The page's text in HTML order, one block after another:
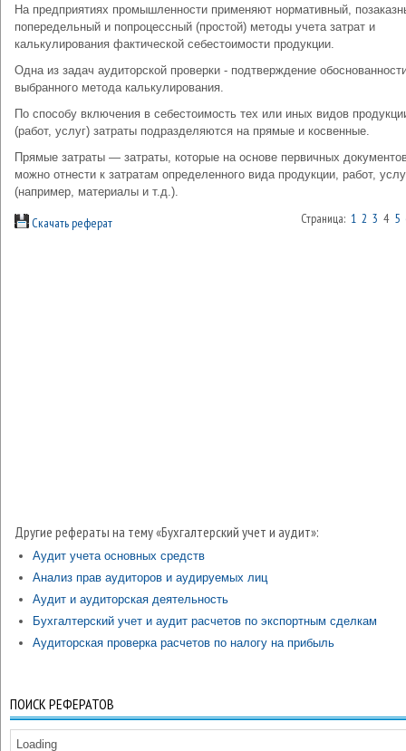
На предприятиях промышленности применяют нормативный,
попередельный и попроцессный (простой) методы учета затрат и
калькулирования фактической себестоимости продукции.
Одна из задач аудиторской проверки - подтверждение
выбранного метода калькулирования.
По способу включения в себестоимость тех или иных видов
(работ, услуг) затраты подразделяются на прямые и косвенные.
Прямые затраты — затраты, которые на основе первичных
можно отнести к затратам определенного вида продукции, работ,
(например, материалы и т.д.).
Скачать реферат Страница: 1 2 3 4 5
Другие рефераты на тему «Бухгалтерский учет и аудит»:
Аудит учета основных средств
Анализ прав аудиторов и аудируемых лиц
Аудит и аудиторская деятельность
Бухгалтерский учет и аудит расчетов по экспортным сделкам
Аудиторская проверка расчетов по налогу на прибыль
ПОИСК РЕФЕРАТОВ
Loading